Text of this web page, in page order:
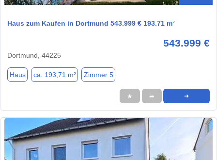
Haus zum Kaufen in Dortmund 543.999 € 193.71 m²
543.999 €
Dortmund, 44225
Haus ca. 193,71 m² Zimmer 5
★ ➦ ➜